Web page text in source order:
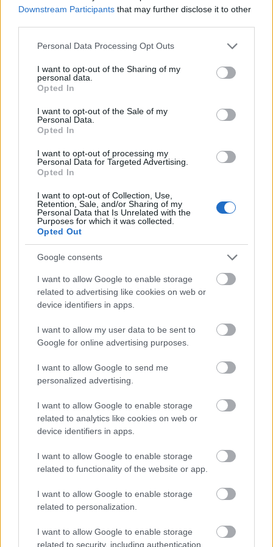
Downstream Participants that may further disclose it to other
Please note that this website/app uses one or more Google
not limited to your visit or usage behaviour. You may click to
grant or deny consent to Google and its third-party tags to
use your data for below specified purposes in below Google
consent section.
Personal Data Processing Opt Outs
I want to opt-out of the Sharing of my
personal data.
Opted In
I want to opt-out of the Sale of my
Personal Data.
Opted In
I want to opt-out of processing my
Personal Data for Targeted Advertising.
Opted In
I want to opt-out of Collection, Use,
Retention, Sale, and/or Sharing of my
Personal Data that Is Unrelated with the
Purposes for which it was collected.
Opted Out
Google consents
I want to allow Google to enable storage
related to advertising like cookies on web or
device identifiers in apps.
I want to allow my user data to be sent to
Google for online advertising purposes.
I want to allow Google to send me
personalized advertising.
I want to allow Google to enable storage
related to analytics like cookies on web or
device identifiers in apps.
I want to allow Google to enable storage
related to functionality of the website or app.
I want to allow Google to enable storage
related to personalization.
I want to allow Google to enable storage
related to security, including authentication
2018. február 27.
Atomerőművek esetében az első számú
felügyelő hatóság szakemberei nem ...
Több reaktor, több kockázat
•2018. február 24.
Fukusima óta vizsgálják a világban, de nálunk eddig
kockázatot jelenthet, ha a meglévő négy reaktor ...